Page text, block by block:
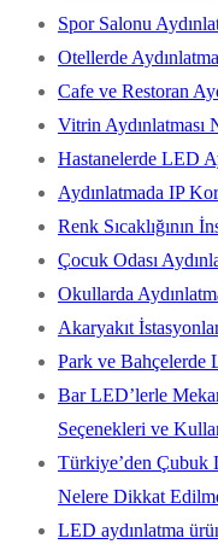
Spor Salonu
Otellerde Aydınlatma
Cafe ve Restoran
Vitrin Aydınlatması
Hastanelerde LED
Aydınlatmada IP
Renk Sıcaklığının
Çocuk Odası
Okullarda
Akaryakıt
Park ve Bahçelerde
Bar LED’lerle
Seçenekleri ve
Türkiye’den Çubuk
Nelere Dikkat
LED aydınlatma